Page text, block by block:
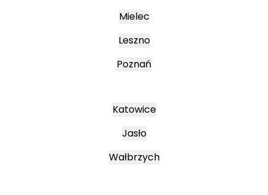
Mielec
Leszno
Poznań
Katowice
Jasło
Wałbrzych